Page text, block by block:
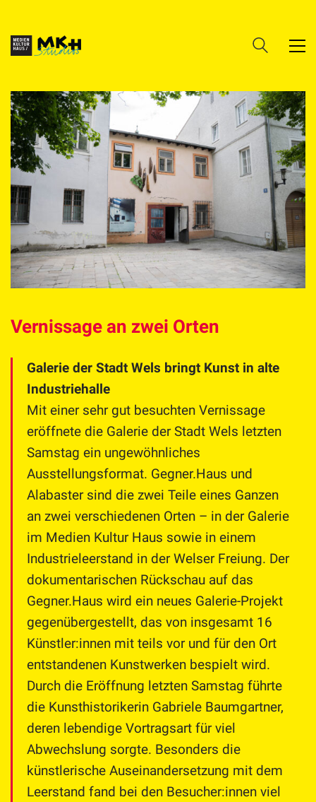
Vernissage an zwei Orten
Galerie der Stadt Wels bringt Kunst in alte
Industriehalle
Mit einer sehr gut besuchten Vernissage
eröffnete die Galerie der Stadt Wels letzten
Samstag ein ungewöhnliches
Ausstellungsformat. Gegner.Haus und
Alabaster sind die zwei Teile eines Ganzen
an zwei verschiedenen Orten – in der Galerie
im Medien Kultur Haus sowie in einem
Industrieleerstand in der Welser Freiung. Der
dokumentarischen Rückschau auf das
Gegner.Haus wird ein neues Galerie-Projekt
gegenübergestellt, das von insgesamt 16
Künstler:innen mit teils vor und für den Ort
entstandenen Kunstwerken bespielt wird.
Durch die Eröffnung letzten Samstag führte
die Kunsthistorikerin Gabriele Baumgartner,
deren lebendige Vortragsart für viel
Abwechslung sorgte. Besonders die
künstlerische Auseinandersetzung mit dem
Leerstand fand bei den Besucher:innen viel